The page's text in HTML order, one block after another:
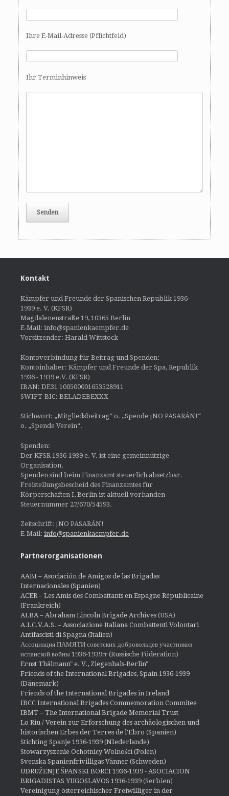
Ihre E-Mail-Adresse (Pflichtfeld)
Ihr Terminhinweis
Kontakt
Kämpfer und Freunde der Spanischen Republik 1936–
1939 e. V. (KFSR)
Magdalenenstraße 19, 10365 Berlin
E-Mail: info@spanienkaempfer.de
Vorsitzender: Harald Wittstock
Kontoverbindung für Beitrag und Spenden:
Kontoinhaber: Kämpfer und Freunde der Spa, Republik
1936 - 1939 e.V. (KFSR)
IBAN: DE31 100500001653528911
SWIFT-BIC: BELADEBEXXX
Stichwort: „Mitgliedsbeitrag“ o. „Spende ¡NO PASARÁN!“
o. „Spende Verein“.
Spenden:
Der KFSR 1936-1939 e. V. ist eine gemeinnützige
Organisation.
Spenden sind beim Finanzamt steuerlich absetzbar.
Freistellungsbescheid des Finanzamtes für
Körperschaften I, Berlin ist aktuell vorhanden
Steuernummer 27/670/54593.
Zeitschrift: ¡NO PASARÁN!
E-Mail: info@spanienkaempfer.de
Partnerorganisationen
AABI – Asociación de Amigos de las Brigadas
Internacionales (Spanien)
ACER – Les Amis des Combattants en Espagne Républicaine
(Frankreich)
ALBA – Abraham Lincoln Brigade Archives (USA)
A.I.C.V.A.S. – Associazione Italiana Combattenti Volontari
Antifascisti di Spagna (Italien)
Ассоциация ПАМЯТИ советских добровольцев участников
испанской войны 1936-1939гг (Russische Föderation)
Ernst Thälmann" e. V., Ziegenhals-Berlin"
Friends of the International Brigades, Spain 1936-1939
(Dänemark)
Friends of the International Brigades in Ireland
IBCC International Brigades Commemoration Commitee
IBMT – The International Brigade Memorial Trust
Lo Riu / Verein zur Erforschung des archäologischen und
historischen Erbes der Terres de l'Ebro (Spanien)
Stichting Spanje 1936-1939 (NIederlande)
Stowarzyszenie Ochotnicy Wolności (Polen)
Svenska Spanienfrivilligas Vänner (Schweden)
UDRUŽENJE ŠPANSKI BORCI 1936-1939 - ASOCIACION
BRIGADISTAS YUGOSLAVOS 1936-1939 (Serbien)
Vereinigung österreichischer Freiwilliger in der